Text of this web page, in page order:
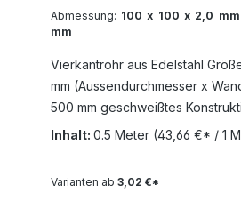
Abmessung: 100 x 100 x 2,0 mm
mm
Vierkantrohr aus Edelstahl
mm (Aussendurchmesser x
500 mm geschweißtes Konstruktionsrohr nach DIN
17455 / EN ISO 1127 Material: Edelstahl V2A,
Versand per Nachnahme nicht
Inhalt: 0.5 Meter (43,66 €* / 1
Varianten ab 3,02 €*